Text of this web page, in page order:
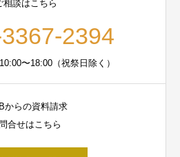
相談はこちら
2394
〜18:00（祝祭日除く）
からの資料請求
合せはこちら